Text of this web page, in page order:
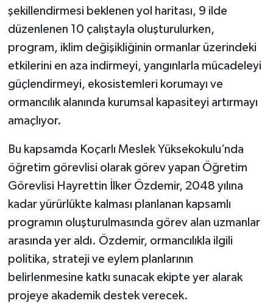
şekillendirmesi beklenen yol haritası, 9 ilde
düzenlenen 10 çalıştayla oluşturulurken,
program, iklim değişikliğinin ormanlar üzerindeki
etkilerini en aza indirmeyi, yangınlarla mücadeleyi
güçlendirmeyi, ekosistemleri korumayı ve
ormancılık alanında kurumsal kapasiteyi artırmayı
amaçlıyor.
Bu kapsamda Koçarlı Meslek Yüksekokulu’nda
öğretim görevlisi olarak görev yapan Öğretim
Görevlisi Hayrettin İlker Özdemir, 2048 yılına
kadar yürürlükte kalması planlanan kapsamlı
programın oluşturulmasında görev alan uzmanlar
arasında yer aldı. Özdemir, ormancılıkla ilgili
politika, strateji ve eylem planlarının
belirlenmesine katkı sunacak ekipte yer alarak
projeye akademik destek verecek.